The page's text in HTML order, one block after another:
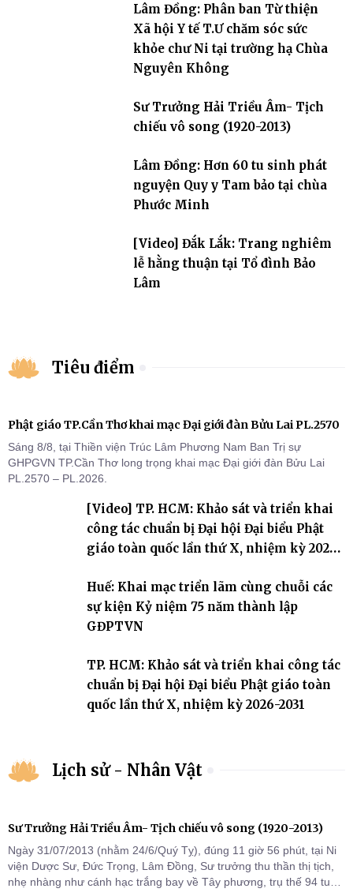
Lâm Đồng: Phân ban Từ thiện
Xã hội Y tế T.Ư chăm sóc sức
khỏe chư Ni tại trường hạ Chùa
Nguyên Không
Sư Trưởng Hải Triều Âm- Tịch
chiếu vô song (1920-2013)
Lâm Đồng: Hơn 60 tu sinh phát
nguyện Quy y Tam bảo tại chùa
Phước Minh
[Video] Đắk Lắk: Trang nghiêm
lễ hằng thuận tại Tổ đình Bảo
Lâm
Tiêu điểm
Phật giáo TP.Cần Thơ khai mạc Đại giới đàn Bửu Lai PL.2570
Sáng 8/8, tại Thiền viện Trúc Lâm Phương Nam Ban Trị sự
GHPGVN TP.Cần Thơ long trọng khai mạc Đại giới đàn Bửu Lai
PL.2570 – PL.2026.
[Video] TP. HCM: Khảo sát và triển khai
công tác chuẩn bị Đại hội Đại biểu Phật
giáo toàn quốc lần thứ X, nhiệm kỳ 2026-
Huế: Khai mạc triển lãm cùng chuỗi các
sự kiện Kỷ niệm 75 năm thành lập
GĐPTVN
TP. HCM: Khảo sát và triển khai công tác
chuẩn bị Đại hội Đại biểu Phật giáo toàn
quốc lần thứ X, nhiệm kỳ 2026-2031
Lịch sử - Nhân Vật
Sư Trưởng Hải Triều Âm- Tịch chiếu vô song (1920-2013)
Ngày 31/07/2013 (nhằm 24/6/Quý Tỵ), đúng 11 giờ 56 phút, tại Ni
viện Dược Sư, Đức Trọng, Lâm Đồng, Sư trưởng thu thần thị tịch,
nhẹ nhàng như cánh hạc trắng bay về Tây phương, trụ thế 94 tuổi